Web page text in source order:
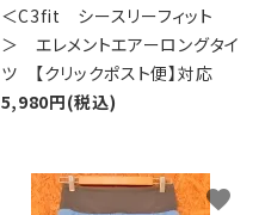
＜C3fit シースリーフィット
＞ エレメントエアーロングタイ
ツ 【クリックポスト便】対応
5,980円(税込)
favorite